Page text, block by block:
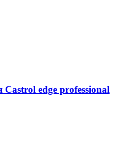
edge professional